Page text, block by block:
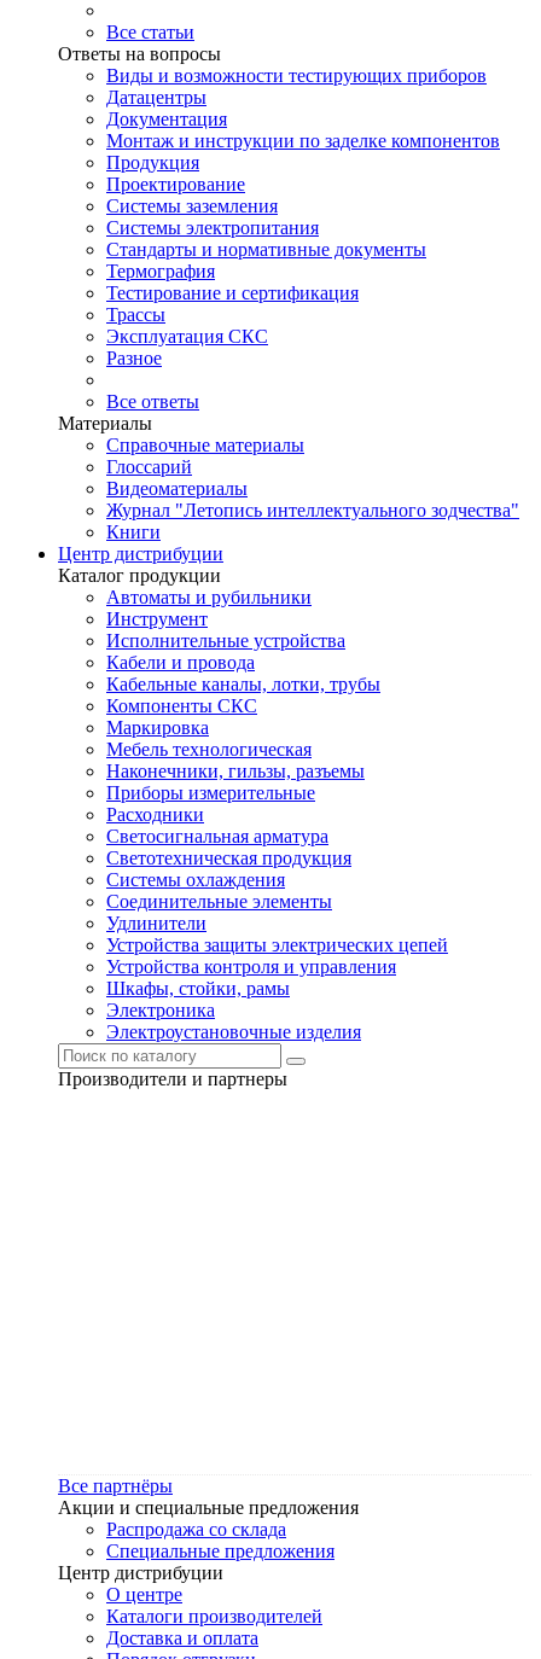
Все статьи
Ответы на вопросы
Виды и возможности тестирующих приборов
Датацентры
Документация
Монтаж и инструкции по заделке компонентов
Продукция
Проектирование
Системы заземления
Системы электропитания
Стандарты и нормативные документы
Термография
Тестирование и сертификация
Трассы
Эксплуатация СКС
Разное
Все ответы
Материалы
Справочные материалы
Глоссарий
Видеоматериалы
Журнал "Летопись интеллектуального зодчества"
Книги
Центр дистрибуции
Каталог продукции
Автоматы и рубильники
Инструмент
Исполнительные устройства
Кабели и провода
Кабельные каналы, лотки, трубы
Компоненты СКС
Маркировка
Мебель технологическая
Наконечники, гильзы, разъемы
Приборы измерительные
Расходники
Светосигнальная арматура
Светотехническая продукция
Системы охлаждения
Соединительные элементы
Удлинители
Устройства защиты электрических цепей
Устройства контроля и управления
Шкафы, стойки, рамы
Электроника
Электроустановочные изделия
Производители и партнеры
Все партнёры
Акции и специальные предложения
Распродажа со склада
Специальные предложения
Центр дистрибуции
О центре
Каталоги производителей
Доставка и оплата